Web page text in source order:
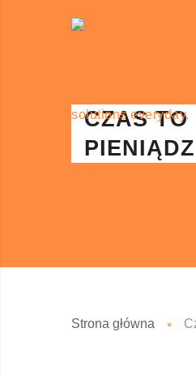
CZAS TO
PIENIĄDZ
Strona główna